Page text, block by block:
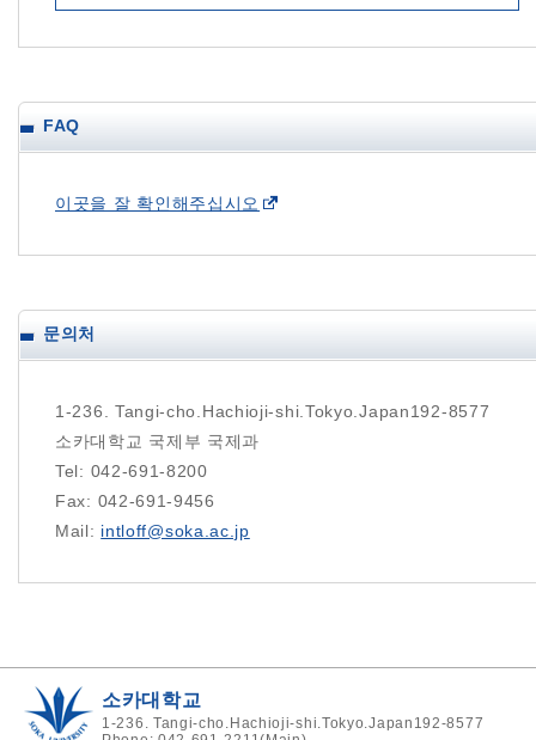
FAQ
이곳을 잘 확인해주십시오
문의처
1-236. Tangi-cho.Hachioji-shi.Tokyo.Japan192-8577
소카대학교 국제부 국제과
Tel: 042-691-8200
Fax: 042-691-9456
Mail: intloff@soka.ac.jp
소카대학교
1-236. Tangi-cho.Hachioji-shi.Tokyo.Japan192-8577